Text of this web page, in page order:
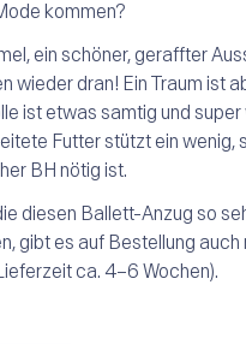
kommen?
ein schöner, geraffter
wieder dran! Ein Traum ist
ist etwas samtig und
Futter stützt ein wenig,
BH nötig ist.
diesen Ballett-Anzug so
gibt es auf Bestellung
ca. 4–6 Wochen).